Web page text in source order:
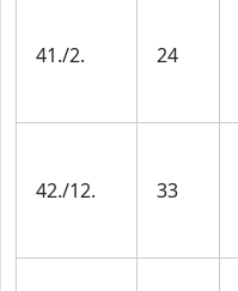
41./2. 24
42./12. 33